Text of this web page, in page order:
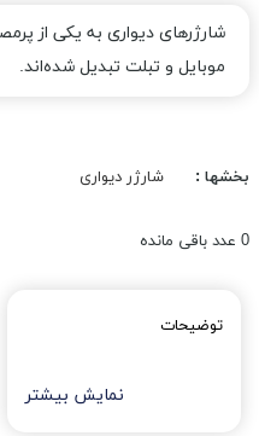
شارژرهای دیواری به یکی از
موبایل و تبلت تبدیل شده‌اند.
بخشها : شارژر دیواری
0 عدد باقی مانده
توضیحات
نمایش بیشتر